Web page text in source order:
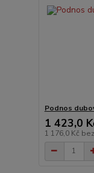
Podnos
1 423,0
1 176,0 Kč